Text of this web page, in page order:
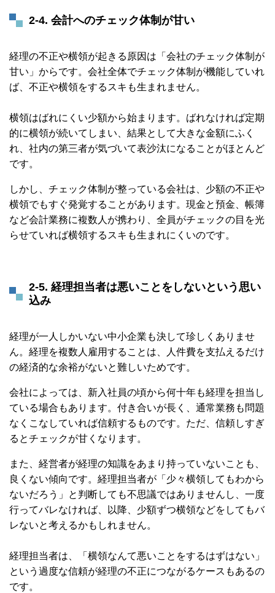
2-4. 会計へのチェック体制が甘い
経理の不正や横領が起きる原因は「会社のチェック体制が
甘い」からです。会社全体でチェック体制が機能していれ
ば、不正や横領をするスキも生まれません。
横領はばれにくい少額から始まります。ばれなければ定期
的に横領が続いてしまい、結果として大きな金額にふく
れ、社内の第三者が気づいて表沙汰になることがほとんど
です。
しかし、チェック体制が整っている会社は、少額の不正や
横領でもすぐ発覚することがあります。現金と預金、帳簿
など会計業務に複数人が携わり、全員がチェックの目を光
らせていれば横領するスキも生まれにくいのです。
2-5. 経理担当者は悪いことをしないという思い
込み
経理が一人しかいない中小企業も決して珍しくありませ
ん。経理を複数人雇用することは、人件費を支払えるだけ
の経済的な余裕がないと難しいためです。
会社によっては、新入社員の頃から何十年も経理を担当し
ている場合もあります。付き合いが長く、通常業務も問題
なくこなしていれば信頼するものです。ただ、信頼しすぎ
るとチェックが甘くなります。
また、経営者が経理の知識をあまり持っていないことも、
良くない傾向です。経理担当者が「少々横領してもわから
ないだろう」と判断しても不思議ではありませんし、一度
行ってバレなければ、以降、少額ずつ横領などをしてもバ
レないと考えるかもしれません。
経理担当者は、「横領なんて悪いことをするはずはない」
という過度な信頼が経理の不正につながるケースもあるの
です。